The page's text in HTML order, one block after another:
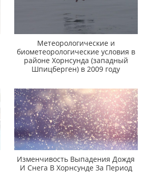
Метеорологические и
биометеорологические условия в
районе Хорнсунда (западный
Шпицберген) в 2009 году
Изменчивость Выпадения Дождя
И Снега В Хорнсунде За Период